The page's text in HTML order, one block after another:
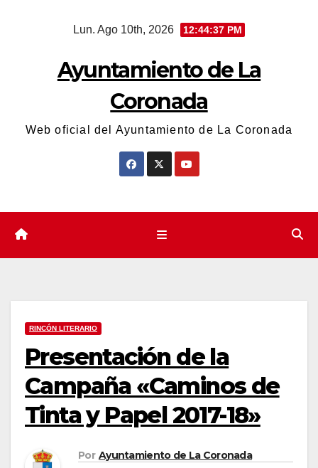
Lun. Ago 10th, 2026 12:44:38 PM
Ayuntamiento de La
Coronada
Web oficial del Ayuntamiento de La Coronada
RINCÓN LITERARIO
Presentación de la
Campaña «Caminos de
Tinta y Papel 2017-18»
Por Ayuntamiento de La Coronada